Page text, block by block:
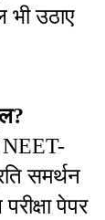
उठाए
NEET-
समर्थन
पेपर